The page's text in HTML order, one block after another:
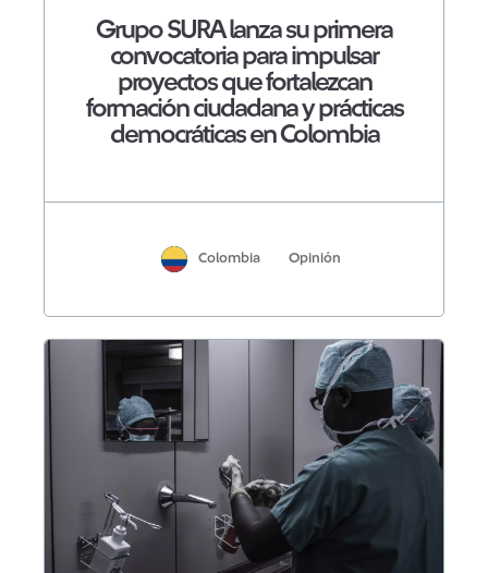
Grupo SURA lanza su primera
convocatoria para impulsar
proyectos que fortalezcan
formación ciudadana y prácticas
democráticas en Colombia
Colombia Opinión